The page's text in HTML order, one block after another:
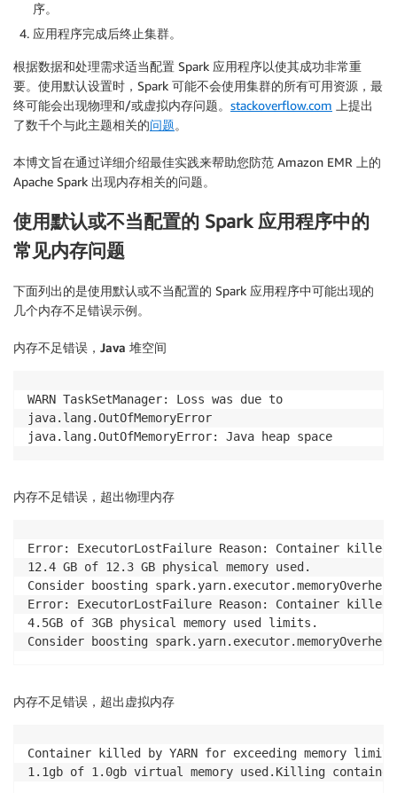
序。
应用程序完成后终止集群。
根据数据和处理需求适当配置 Spark 应用程序以使其成功非常重
要。使用默认设置时，Spark 可能不会使用集群的所有可用资源，最
终可能会出现物理和/或虚拟内存问题。 stackoverflow.com 上提出
了数千个与此主题相关的问题。
本博文旨在通过详细介绍最佳实践来帮助您防范 Amazon EMR 上的
Apache Spark 出现内存相关的问题。
使用默认或不当配置的 Spark 应用程序中的
常见内存问题
下面列出的是使用默认或不当配置的 Spark 应用程序中可能出现的
几个内存不足错误示例。
内存不足错误，Java 堆空间
WARN TaskSetManager: Loss was due to
java.lang.OutOfMemoryError
java.lang.OutOfMemoryError: Java heap space
内存不足错误，超出物理内存
Error: ExecutorLostFailure Reason: Container killed
12.4 GB of 12.3 GB physical memory used.
Consider boosting
Error: ExecutorLostFailure Reason: Container killed
4.5GB of 3GB physical memory used limits.
Consider boosting
内存不足错误，超出虚拟内存
Container killed by YARN for exceeding memory
1.1gb of 1.0gb virtual memory used.Killing